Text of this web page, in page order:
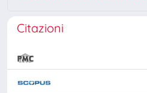
Citazioni